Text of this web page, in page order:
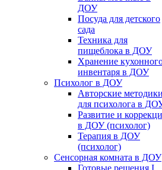
ДОУ
Посуда для детского
сада
Техника для
пищеблока в ДОУ
Хранение
инвентаря в ДОУ
Психолог в ДОУ
Авторские методики
для психолога в
Развитие и
в ДОУ (психолог)
Терапия в ДОУ
(психолог)
Сенсорная комната в ДОУ
Готовые решения I